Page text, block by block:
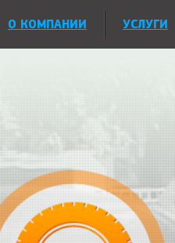
О КОМПАНИИ УСЛУГИ